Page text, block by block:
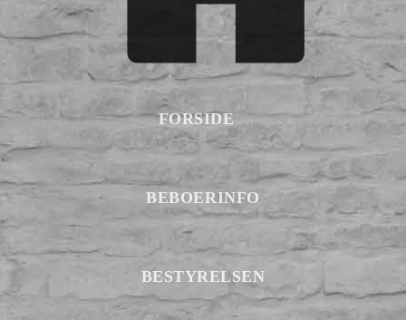
FORSIDE
BEBOERINFO
BESTYRELSEN